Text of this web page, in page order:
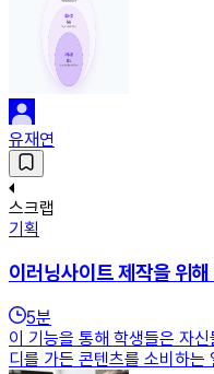
유재연
스크랩
기획
이러닝사이트 제작을 위
5분
이 기능을 통해 학생들은 자
디를 가든 콘텐츠를 소비하는